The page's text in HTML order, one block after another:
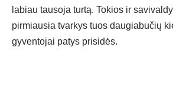
labiau tausoja turtą. Tokios ir
pirmiausia tvarkys tuos daugiabučių
gyventojai patys prisidės.